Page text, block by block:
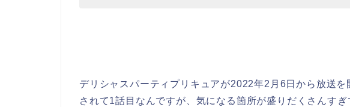
デリシャスパーティプリキュアが2022年2月6日から放送
されて1話目なんですが、気になる箇所が盛りだくさんすぎ